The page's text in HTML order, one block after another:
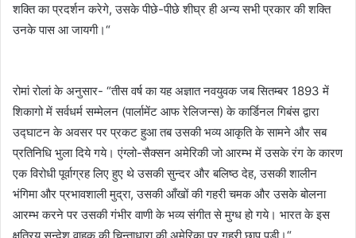
शक्ति का प्रदर्शन करेगे, उसके पीछे-पीछे शीघ्र ही अन्य सभी प्रकार की शक्ति
उनके पास आ जायगी।“
रोमां रोलां के अनुसार- “तीस वर्ष का यह अज्ञात नवयुवक जब सितम्बर 1893 में
शिकागो में सर्वधर्म सम्मेलन (पार्लामेंट आफ रेलिजन्स) के कार्डिनल गिबंस द्वारा
उद्घाटन के अवसर पर प्रकट हुआ तब उसकी भव्य आकृति के सामने और सब
प्रतिनिधि भुला दिये गये। एंग्लो-सैक्सन अमेरिकी जो आरम्भ में उसके रंग के कारण
एक विरोधी पूर्वाग्रह लिए हुए थे उसकी सुन्दर और बलिष्ठ देह, उसकी शालीन
भंगिमा और प्रभावशाली मुद्रा, उसकी आँखों की गहरी चमक और उसके बोलना
आरम्भ करने पर उसकी गंभीर वाणी के भव्य संगीत से मुग्ध हो गये। भारत के इस